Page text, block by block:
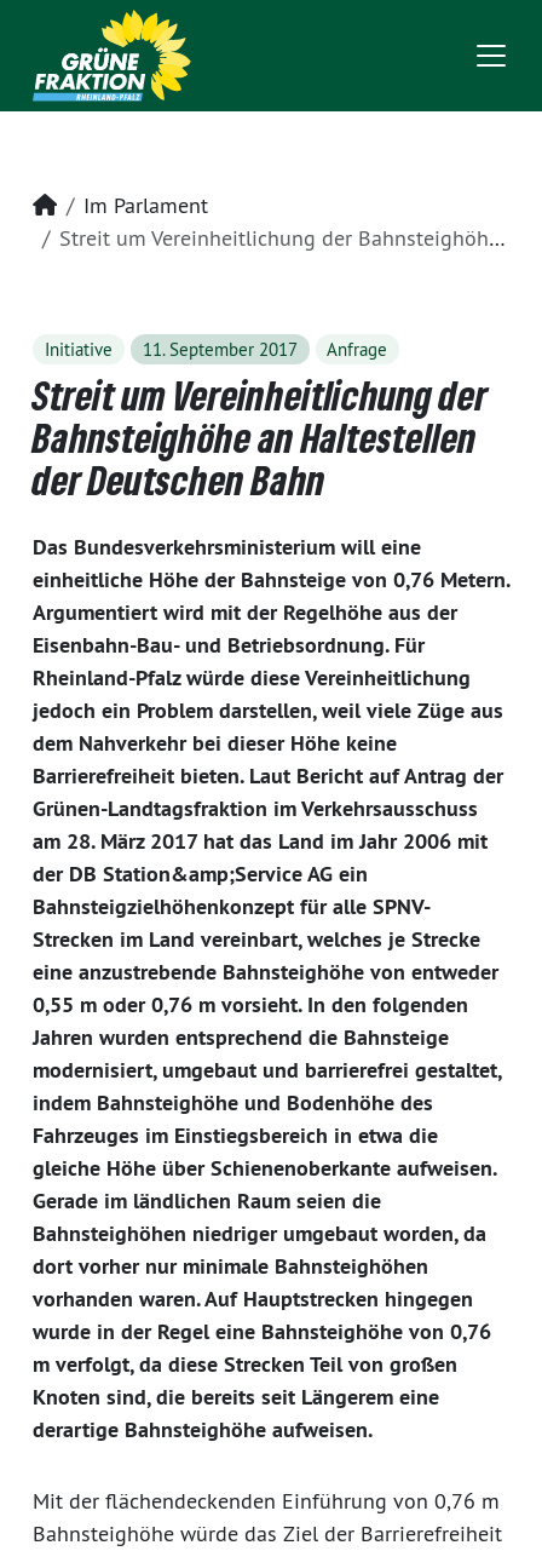
Startseite
Im Parlament
Streit um Vereinheitlichung der Bahnsteighöhe an Haltestellen der Deutschen Bahn
Initiative 11. September 2017 Anfrage
Streit um Vereinheitlichung der
Bahnsteighöhe an Haltestellen
der Deutschen Bahn
Das Bundesverkehrsministerium will eine
einheitliche Höhe der Bahnsteige von 0,76 Metern.
Argumentiert wird mit der Regelhöhe aus der
Eisenbahn-Bau- und Betriebsordnung. Für
Rheinland-Pfalz würde diese Vereinheitlichung
jedoch ein Problem darstellen, weil viele Züge aus
dem Nahverkehr bei dieser Höhe keine
Barrierefreiheit bieten. Laut Bericht auf Antrag der
Grünen-Landtagsfraktion im Verkehrsausschuss
am 28. März 2017 hat das Land im Jahr 2006 mit
der DB Station&amp;Service AG ein
Bahnsteigzielhöhenkonzept für alle SPNV-
Strecken im Land vereinbart, welches je Strecke
eine anzustrebende Bahnsteighöhe von entweder
0,55 m oder 0,76 m vorsieht. In den folgenden
Jahren wurden entsprechend die Bahnsteige
modernisiert, umgebaut und barrierefrei gestaltet,
indem Bahnsteighöhe und Bodenhöhe des
Fahrzeuges im Einstiegsbereich in etwa die
gleiche Höhe über Schienenoberkante aufweisen.
Gerade im ländlichen Raum seien die
Bahnsteighöhen niedriger umgebaut worden, da
dort vorher nur minimale Bahnsteighöhen
vorhanden waren. Auf Hauptstrecken hingegen
wurde in der Regel eine Bahnsteighöhe von 0,76
m verfolgt, da diese Strecken Teil von großen
Knoten sind, die bereits seit Längerem eine
derartige Bahnsteighöhe aufweisen.
Mit der flächendeckenden Einführung von 0,76 m
Bahnsteighöhe würde das Ziel der Barrierefreiheit